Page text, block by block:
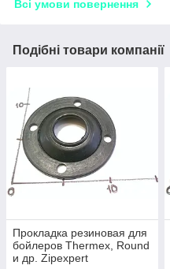
Всі умови повернення
Подібні товари компанії
Прокладка резиновая для
бойлеров Thermex, Round
и др. Zipexpert